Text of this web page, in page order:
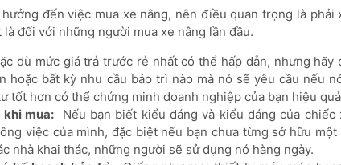
đến việc mua xe nâng, nên điều quan trọng là
đối với những người mua xe nâng lần đầu.
dù mức giá trả trước rẻ nhất có thể hấp dẫn, nhưng hãy
hoặc bất kỳ nhu cầu bảo trì nào mà nó sẽ yêu cầu nếu
tốt hơn có thể chứng minh doanh nghiệp của bạn hiệu
mua: Nếu bạn biết kiểu dáng và kiểu dáng của
việc của mình, đặc biệt nếu bạn chưa từng sở hữu
nhà khai thác, những người sẽ sử dụng nó hàng ngày.